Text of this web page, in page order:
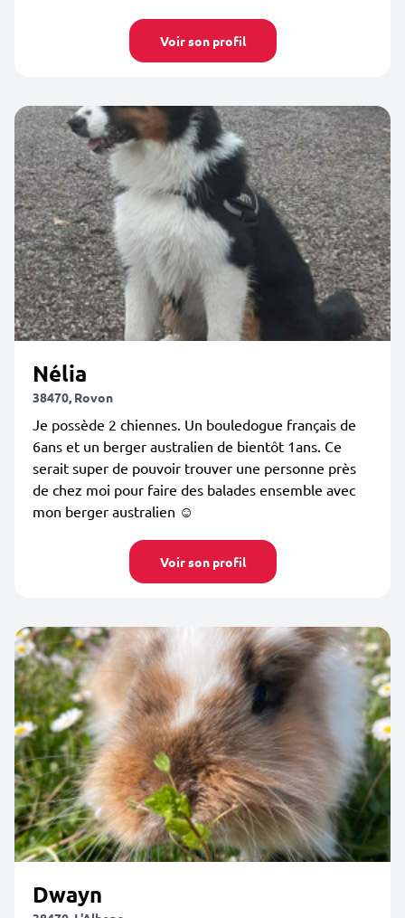
Voir son profil
Nélia
38470, Rovon
Je possède 2 chiennes. Un bouledogue français de
6ans et un berger australien de bientôt 1ans. Ce
serait super de pouvoir trouver une personne près
de chez moi pour faire des balades ensemble avec
mon berger australien ☺️
Voir son profil
Dwayn